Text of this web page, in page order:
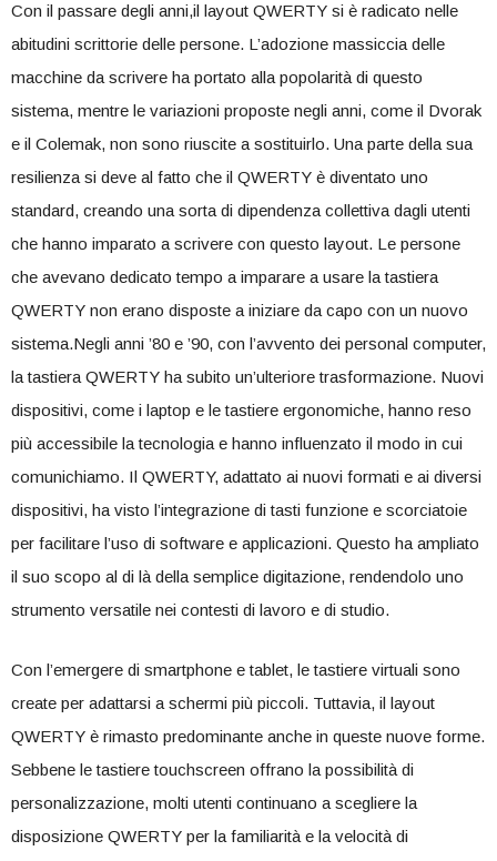
Con il passare degli ⁢anni,il layout QWERTY si è radicato nelle
abitudini scrittorie delle persone. L’adozione massiccia⁤ delle
macchine da scrivere ha portato⁤ alla popolarità ⁣di questo
sistema, mentre⁤ le variazioni proposte negli anni, ⁣come⁤ il Dvorak
e il​ Colemak, non ⁣sono riuscite a sostituirlo. Una parte della sua
resilienza si deve al fatto che il QWERTY ‌è diventato uno
standard, creando una sorta di ​dipendenza collettiva dagli‍ utenti
che hanno imparato a scrivere con questo layout. Le persone
che avevano dedicato tempo a imparare a usare la tastiera
QWERTY non erano disposte ⁢a iniziare da capo con ⁣un nuovo
sistema.Negli anni ’80 e ’90, con l’avvento dei personal computer,
la tastiera QWERTY ha subito un’ulteriore trasformazione. Nuovi
dispositivi, come i laptop e le tastiere ergonomiche, hanno reso
più accessibile‌ la tecnologia e hanno influenzato il modo in cui
comunichiamo. Il QWERTY, adattato ai nuovi formati e ai diversi
dispositivi, ha visto l’integrazione di tasti funzione e scorciatoie
per facilitare l’uso ​di software e applicazioni. Questo ha ampliato
il suo scopo al di là della semplice ⁤digitazione, ‌rendendolo uno
strumento versatile nei contesti⁤ di lavoro e ⁤di ‍studio.
Con l’emergere di smartphone e​ tablet, le tastiere‌ virtuali sono
create per adattarsi a schermi più piccoli. ⁣Tuttavia, il layout
QWERTY è rimasto ​predominante anche in queste nuove forme.
Sebbene le tastiere touchscreen offrano la possibilità di
personalizzazione, ⁢molti utenti continuano‍ a scegliere ‌la
disposizione QWERTY per la familiarità e la velocità di